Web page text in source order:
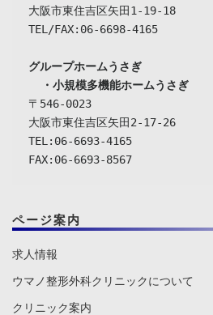
大阪市東住吉区矢田1-19-18
TEL/FAX:06-6698-4165
グループホームうさぎ
  ・小規模多機能ホームうさぎ
〒546-0023
大阪市東住吉区矢田2-17-26
TEL:06-6693-4165
FAX:06-6693-8567
ページ案内
求人情報
ウマノ整形外科クリニックについて
クリニック案内